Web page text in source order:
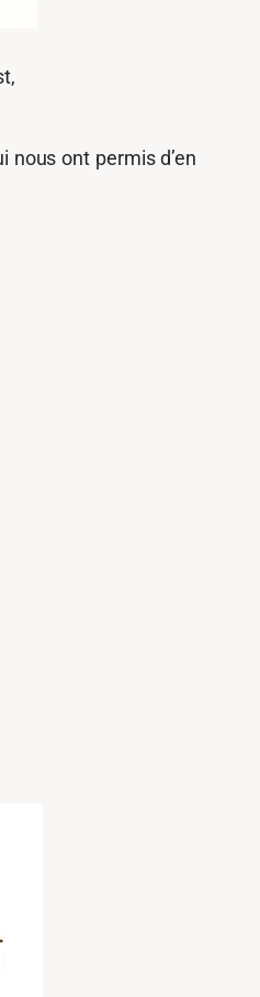
nous ont permis d’en